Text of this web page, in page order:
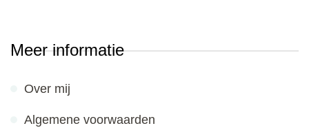
Meer informatie
Over mij
Algemene voorwaarden